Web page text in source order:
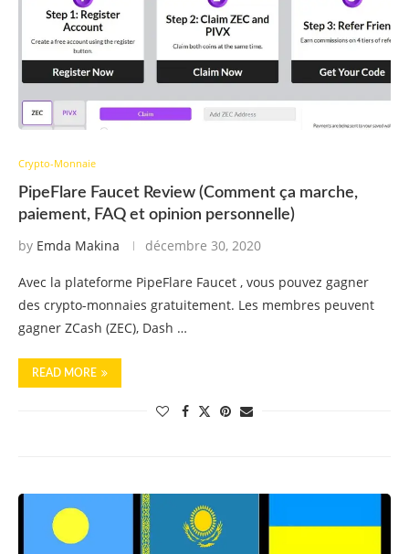
Crypto-Monnaie
PipeFlare Faucet Review (Comment ça marche,
paiement, FAQ et opinion personnelle)
by Emda Makina décembre 30, 2020
Avec la plateforme PipeFlare Faucet , vous pouvez gagner
des crypto-monnaies gratuitement. Les membres peuvent
gagner ZCash (ZEC), Dash …
READ MORE